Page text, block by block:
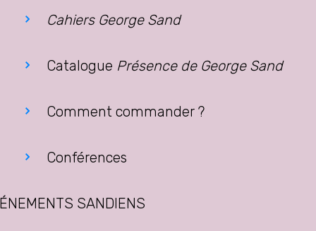
Cahiers George Sand
Catalogue Présence de George Sand
Comment commander ?
Conférences
SANDIENS